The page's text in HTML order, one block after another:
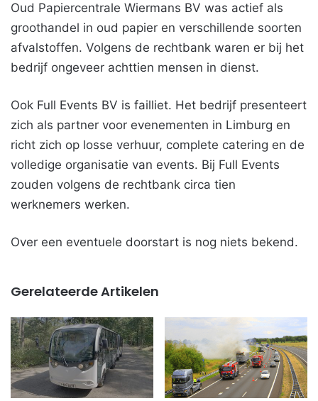
Oud Papiercentrale Wiermans BV was actief als
groothandel in oud papier en verschillende soorten
afvalstoffen. Volgens de rechtbank waren er bij het
bedrijf ongeveer achttien mensen in dienst.
Ook Full Events BV is failliet. Het bedrijf presenteert
zich als partner voor evenementen in Limburg en
richt zich op losse verhuur, complete catering en de
volledige organisatie van events. Bij Full Events
zouden volgens de rechtbank circa tien
werknemers werken.
Over een eventuele doorstart is nog niets bekend.
Gerelateerde Artikelen